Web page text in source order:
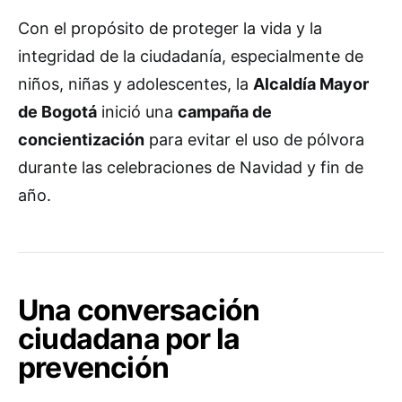
Con el propósito de proteger la vida y la
integridad de la ciudadanía, especialmente de
niños, niñas y adolescentes, la Alcaldía Mayor
de Bogotá inició una campaña de
concientización para evitar el uso de pólvora
durante las celebraciones de Navidad y fin de
año.
Una conversación
ciudadana por la
prevención